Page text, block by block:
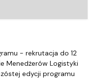
- rekrutacja do 12
Menedżerów Logistyki
edycji programu